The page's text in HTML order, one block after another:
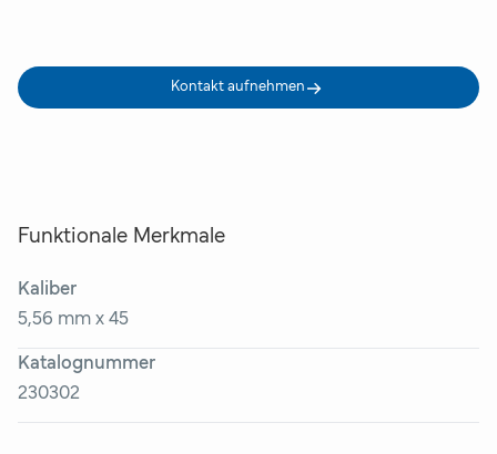
Kontakt aufnehmen
Funktionale Merkmale
Kaliber
5,56 mm x 45
Katalognummer
230302